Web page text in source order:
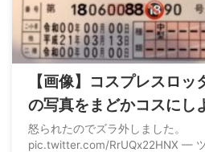
【画像】コスプレスロ
の写真をまどかコスにし
れる
怒られたのでズラ外しました。
pic.twitter.com/RrUQx22HNX —